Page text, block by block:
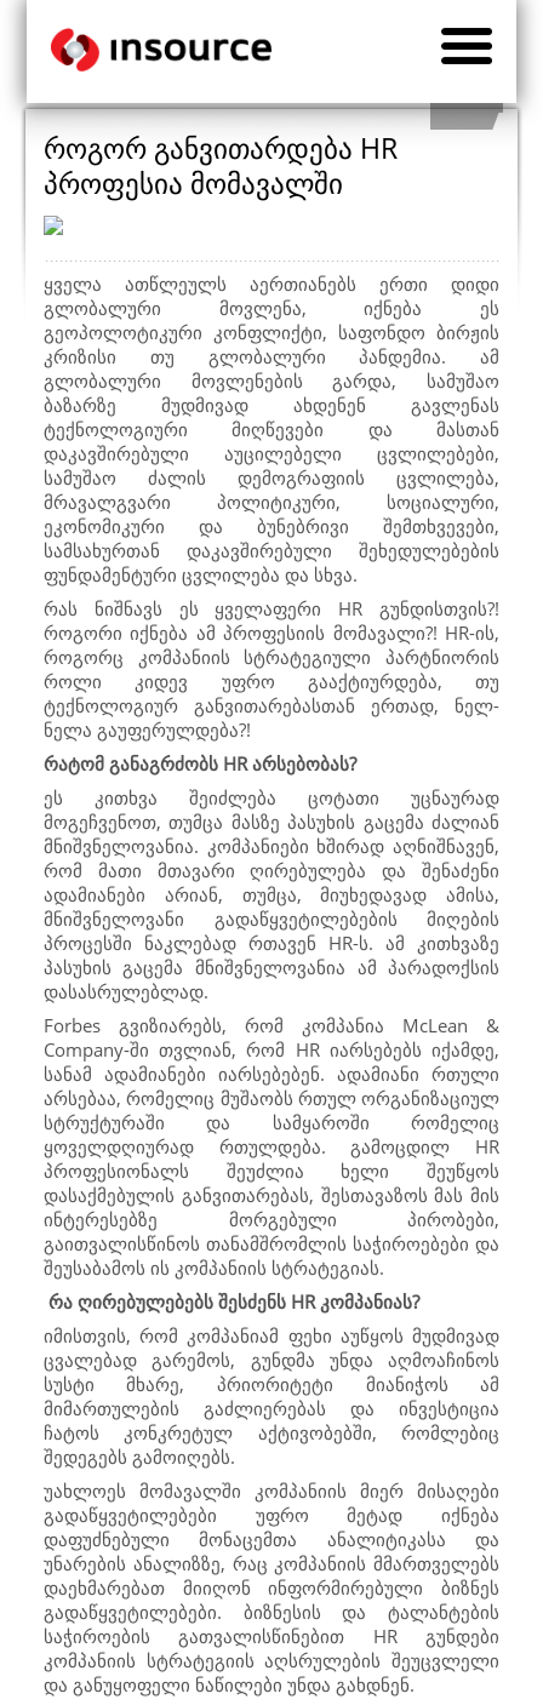
როგორ განვითარდება HR
პროფესია მომავალში
ყველა ათწლეულს აერთიანებს ერთი დიდი
გლობალური მოვლენა, იქნება ეს
გეოპოლოტიკური კონფლიქტი, საფონდო ბირჟის
კრიზისი თუ გლობალური პანდემია. ამ
გლობალური მოვლენების გარდა, სამუშაო
ბაზარზე მუდმივად ახდენენ გავლენას
ტექნოლოგიური მიღწევები და მასთან
დაკავშირებული აუცილებელი ცვლილებები,
სამუშაო ძალის დემოგრაფიის ცვლილება,
მრავალგვარი პოლიტიკური, სოციალური,
ეკონომიკური და ბუნებრივი შემთხვევები,
სამსახურთან დაკავშირებული შეხედულებების
ფუნდამენტური ცვლილება და სხვა.
რას ნიშნავს ეს ყველაფერი HRგუნდისთვის?!
როგორი იქნება ამ პროფესიის მომავალი?! HR-ის,
როგორც კომპანიის სტრატეგიული პარტნიორის
როლი კიდევ უფრო გააქტიურდება, თუ
ტექნოლოგიურ განვითარებასთან ერთად, ნელ-
ნელა გაუფერულდება?!
რატომ განაგრძობს HRარსებობას?
ეს კითხვა შეიძლება ცოტათი უცნაურად
მოგეჩვენოთ, თუმცა მასზე პასუხის გაცემა ძალიან
მნიშვნელოვანია. კომპანიები ხშირად აღნიშნავენ,
რომ მათი მთავარი ღირებულება და შენაძენი
ადამიანები არიან, თუმცა, მიუხედავად ამისა,
მნიშვნელოვანი გადაწყვეტილებების მიღების
პროცესში ნაკლებად რთავენ HR-ს. ამ კითხვაზე
პასუხის გაცემა მნიშვნელოვანია ამ პარადოქსის
დასასრულებლად.
Forbes გვიზიარებს, რომ კომპანია McLean &
Company-ში თვლიან, რომ HR იარსებებს იქამდე,
სანამ ადამიანები იარსებებენ. ადამიანი რთული
არსებაა, რომელიც მუშაობს რთულ ორგანიზაციულ
სტრუქტურაში და სამყაროში რომელიც
ყოველდღიურად რთულდება. გამოცდილ HR
პროფესიონალს შეუძლია ხელი შეუწყოს
დასაქმებულის განვითარებას, შესთავაზოს მას მის
ინტერესებზე მორგებული პირობები,
გაითვალისწინოს თანამშრომლის საჭიროებები და
შეუსაბამოს ის კომპანიის სტრატეგიას.
რა ღირებულებებს შესძენს HR კომპანიას?
იმისთვის, რომ კომპანიამ ფეხი აუწყოს მუდმივად
ცვალებად გარემოს, გუნდმა უნდა აღმოაჩინოს
სუსტი მხარე, პრიორიტეტი მიანიჭოს ამ
მიმართულების გაძლიერებას და ინვესტიცია
ჩატოს კონკრეტულ აქტივობებში, რომლებიც
შედეგებს გამოიღებს.
უახლოეს მომავალში კომპანიის მიერ მისაღები
გადაწყვეტილებები უფრო მეტად იქნება
დაფუძნებული მონაცემთა ანალიტიკასა და
უნარების ანალიზზე, რაც კომპანიის მმართველებს
დაეხმარებათ მიიღონ ინფორმირებული ბიზნეს
გადაწყვეტილებები. ბიზნესის და ტალანტების
საჭიროების გათვალისწინებით HRგუნდები
კომპანიის სტრატეგიის აღსრულების შეუცვლელი
და განუყოფელი ნაწილები უნდა გახდნენ.